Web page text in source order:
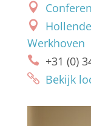
Werkhoven
+31 (0)
Bekijk